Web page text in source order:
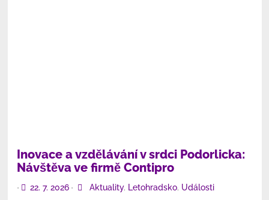
Inovace a vzdělávání v srdci Podorlicka:
Návštěva ve firmě Contipro
• 22. 7. 2026 • Aktuality, Letohradsko, Události